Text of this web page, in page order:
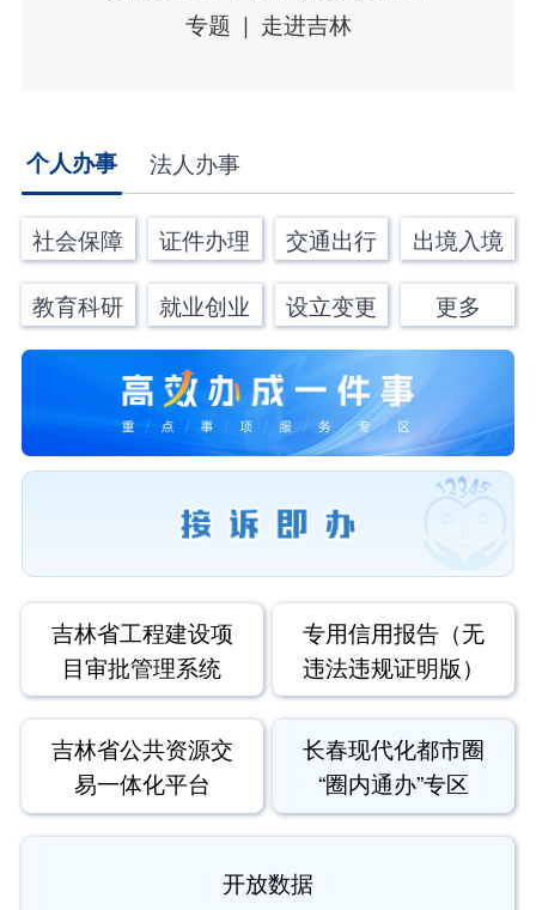
专题
走进吉林
个人办事 法人办事
社会保障 证件办理 交通出行 出境入境
教育科研 就业创业 设立变更 更多
吉林省工程建设项
目审批管理系统
专用信用报告（无
违法违规证明版）
吉林省公共资源交
易一体化平台
长春现代化都市圈
“圈内通办”专区
开放数据